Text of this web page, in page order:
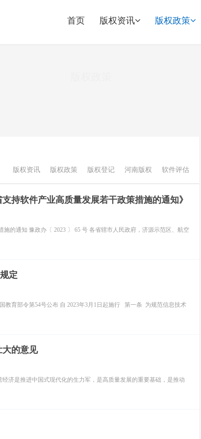
首页 版权资讯 版权政策
版权资讯 版权政策 版权登记 河南版权 软件评估
持软件产业高质量发展若干政策措施的通知》
的通知 豫政办〔 2023 〕 65 号 各省辖市人民政府，济源示范区、航空
定
教育部令第54号公布 自 2023年3月1日起施行 第一条 为规范信息技术
大的意见
济是推进中国式现代化的生力军，是高质量发展的重要基础，是推动